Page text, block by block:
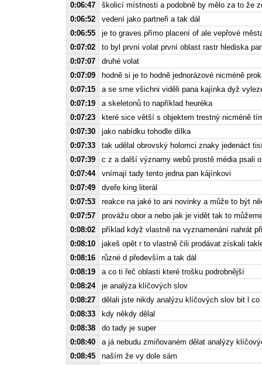
0:06:47
školicí místnosti a podobně by mělo za to že
0:06:52
vedení jako partneři a tak dál
0:06:55
je to graves přímo placení of ale vepřové
0:07:02
to byl první volat první oblast rastr hlediska
0:07:07
druhé volat
0:07:09
hodně si je to hodně jednorázové nicméně
0:07:15
a se sme všichni viděli pana kajínka dyž
0:07:19
a skeletonů to například heuréka
0:07:23
které sice větší s objektem trestný nicméně
0:07:30
jako nabídku tohodle dílka
0:07:33
tak udělal obrovský holomci znaky jedenáct
0:07:39
c z a další významy webů prostě média psali
0:07:44
vnímají tady tento jedna pan kájínkovi
0:07:49
dveře king literál
0:07:53
reakce na jaké to ani novinky a může to být
0:07:57
provážu obor a nebo jak je vidět tak to
0:08:02
příklad když vlastně na vyznamenání nahrát
0:08:10
jakeš opět r to vlastně čili prodávat získali
0:08:16
různé d především a tak dál
0:08:19
a co ti řeč oblasti které trošku podrobnější
0:08:24
je analýza klíčových slov
0:08:27
dělali jste nikdy analýzu klíčových slov bit l
0:08:33
kdy někdy dělal
0:08:38
do tady je super
0:08:40
a já nebudu zmiňovaném dělat analýzy
0:08:45
naším že vy dole sám